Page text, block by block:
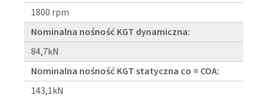
1800 rpm
Nominalna nośność KGT dynamiczna:
84,7kN
Nominalna nośność KGT statyczna co = COA:
143,1kN